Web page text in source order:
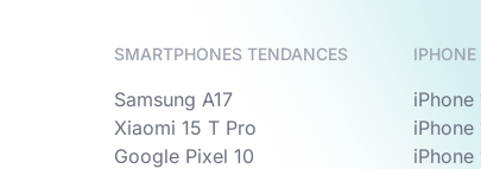
SMARTPHONES TENDANCES
Samsung A17
Xiaomi 15 T Pro
Google Pixel 10
IPHONE
iPhone
iPhone
iPhone